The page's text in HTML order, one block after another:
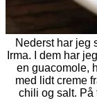
Nederst har jeg
Irma. I dem har
en guacomole,
med lidt creme
chili og salt. På